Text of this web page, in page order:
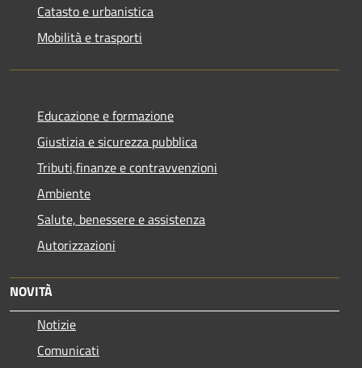
Catasto e urbanistica
Mobilità e trasporti
Educazione e formazione
Giustizia e sicurezza pubblica
Tributi,finanze e contravvenzioni
Ambiente
Salute, benessere e assistenza
Autorizzazioni
NOVITÀ
Notizie
Comunicati